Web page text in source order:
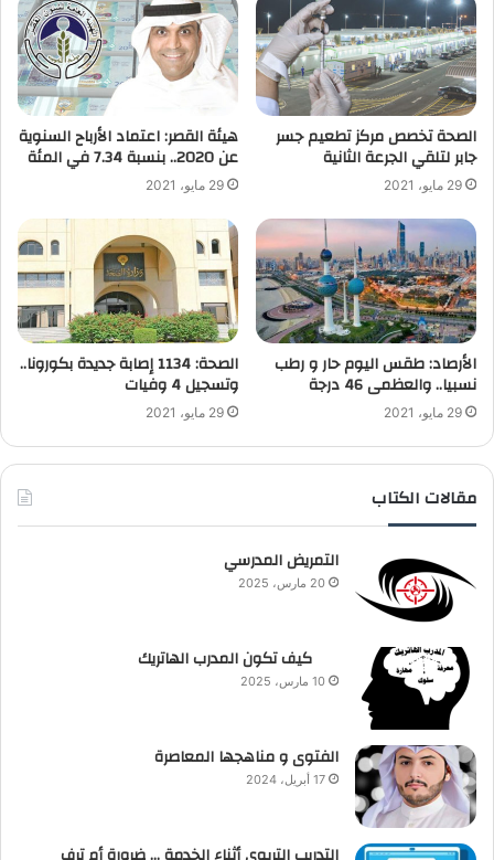
الصحة تخصص مركز تطعيم جسر
جابر لتلقي الجرعة الثانية
29 مايو، 2021
هيئة القصر: اعتماد الأرباح السنوية
عن 2020.. بنسبة 7.34 في المئة
29 مايو، 2021
الأرصاد: طقس اليوم حار و رطب
نسبيا.. والعظمى 46 درجة
29 مايو، 2021
الصحة: 1134 إصابة جديدة بكورونا..
وتسجيل 4 وفيات
29 مايو، 2021
مقالات الكتاب
التمريض المدرسي
20 مارس، 2025
كيف تكون المدرب الهاتريك
10 مارس، 2025
الفتوى و مناهجها المعاصرة
17 أبريل، 2024